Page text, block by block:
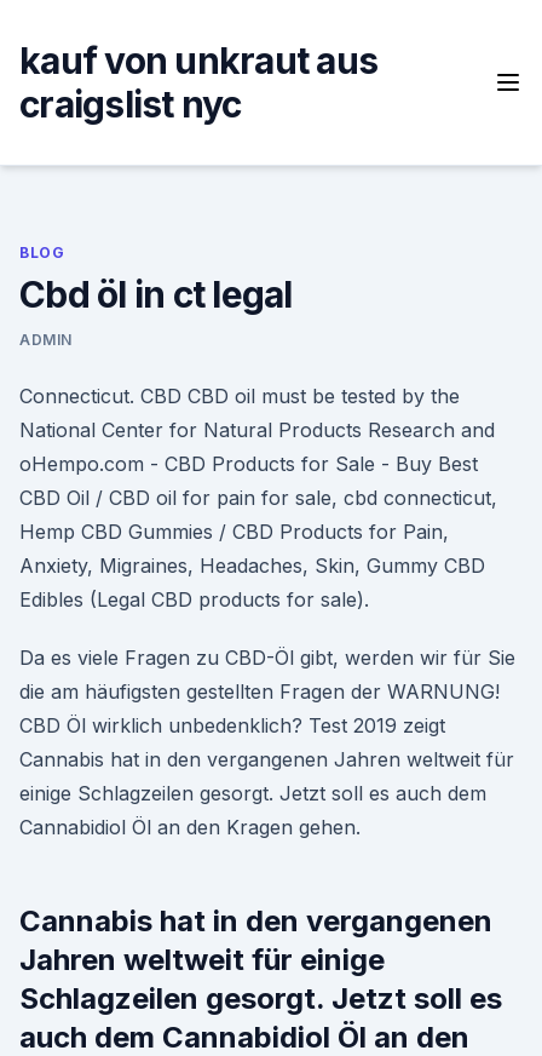
content
kauf von unkraut aus
craigslist nyc
BLOG
Cbd öl in ct legal
ADMIN
Connecticut. CBD CBD oil must be tested by the
National Center for Natural Products Research and
oHempo.com - CBD Products for Sale - Buy Best
CBD Oil / CBD oil for pain for sale, cbd connecticut,
Hemp CBD Gummies / CBD Products for Pain,
Anxiety, Migraines, Headaches, Skin, Gummy CBD
Edibles (Legal CBD products for sale).
Da es viele Fragen zu CBD-Öl gibt, werden wir für Sie
die am häufigsten gestellten Fragen der WARNUNG!
CBD Öl wirklich unbedenklich? Test 2019 zeigt
Cannabis hat in den vergangenen Jahren weltweit für
einige Schlagzeilen gesorgt. Jetzt soll es auch dem
Cannabidiol Öl an den Kragen gehen.
Cannabis hat in den vergangenen
Jahren weltweit für einige
Schlagzeilen gesorgt. Jetzt soll es
auch dem Cannabidiol Öl an den